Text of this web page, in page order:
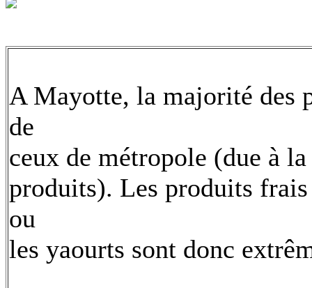
A Mayotte, la majorité des
de
ceux de métropole (due à
produits). Les produits
ou
les yaourts sont donc